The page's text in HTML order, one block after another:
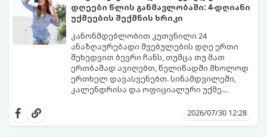
დღეები წლის განმავლობაში: 4-დღიანი
უქმეების შექმნის ხრიკი
კანონმდებლობით კუთვნილი 24
ანაზღაურებადი შვებულების დღე ერთი
შეხედვით ბევრი ჩანს, თუმცა თუ მათ
ერთბაშად ავიღებთ, წელიწადში მხოლოდ
ერთხელ დავასვენებთ. სინამდვილეში,
კალენდრისა და ოფიციალური უქმე
შესაძლებელია შვებულების თითო-ოროლა
ხრიკებს, თუ როგორ „გავწელოთ“
2026/07/30 12:28